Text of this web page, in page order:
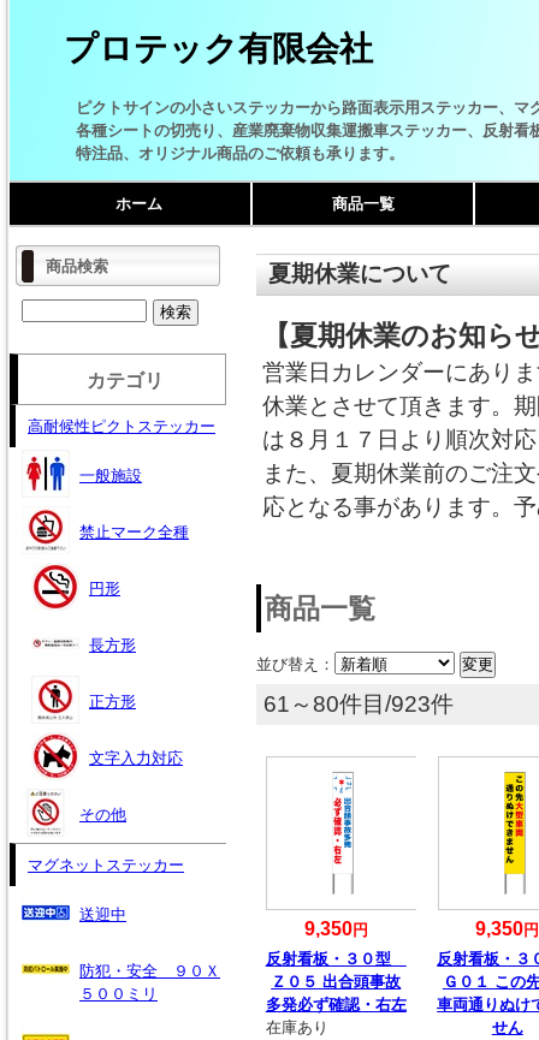
プロテック有限会社
ピクトサインの小さいステッカーから路面表示用ステッカー、マ
各種シートの切売り、産業廃棄物収集運搬車ステッカー、反射看
特注品、オリジナル商品のご依頼も承ります。
ホーム 商品一覧
夏期休業について
【夏期休業のお知ら
営業日カレンダーにあり
休業とさせて頂きます。
は８月１７日より順次対
また、夏期休業前のご注
応となる事があります。
商品一覧
並び替え：
61～80件目/923件
9,350円
反射看板・３０型
Ｚ０５ 出合頭事故
多発必ず確認・右左
在庫あり
9,350円
反射看板・
Ｇ０１ この
車両通りぬけ
せん
商品検索
カテゴリ
高耐候性ピクトステッカー
一般施設
禁止マーク全種
円形
長方形
正方形
文字入力対応
その他
マグネットステッカー
送迎中
防犯・安全 ９０Ｘ
５００ミリ